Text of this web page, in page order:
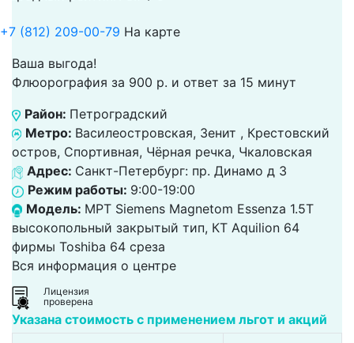
+7 (812) 209-00-79 На карте
Ваша выгода!
Флюорография за 900 р. и ответ за 15 минут
Район: Петроградский
Метро: Василеостровская, Зенит , Крестовский
остров, Спортивная, Чёрная речка, Чкаловская
Адрес: Санкт-Петербург: пр. Динамо д 3
Режим работы: 9:00-19:00
Модель: МРТ Siemens Magnetom Essenza 1.5T
высокопольный закрытый тип, КТ Aquilion 64
фирмы Toshiba 64 среза
Вся информация о центре
Лицензия
проверена
Указана стоимость с применением льгот и акций